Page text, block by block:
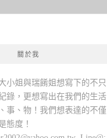
關於我
小姐與瑞餚姐想寫下的不只
錄，更想寫出在我們的生活
事、物！我們想表達的不僅
，更是態度！